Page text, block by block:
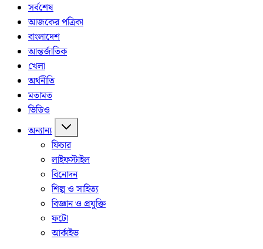
সর্বশেষ
আজকের পত্রিকা
বাংলাদেশ
আন্তর্জাতিক
খেলা
অর্থনীতি
মতামত
ভিডিও
অন্যান্য
ফিচার
লাইফস্টাইল
বিনোদন
শিল্প ও সাহিত্য
বিজ্ঞান ও প্রযুক্তি
ফটো
আর্কাইভ